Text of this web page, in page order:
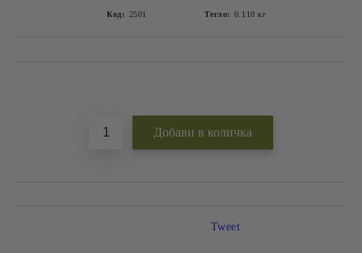
Код: 2501 Тегло: 0.110 кг
Tweet